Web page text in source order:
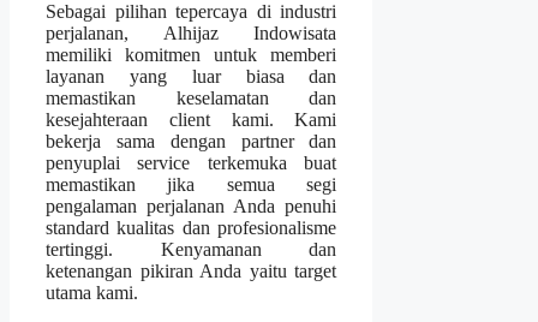
Sebagai pilihan tepercaya di industri
perjalanan, Alhijaz Indowisata
memiliki komitmen untuk memberi
layanan yang luar biasa dan
memastikan keselamatan dan
kesejahteraan client kami. Kami
bekerja sama dengan partner dan
penyuplai service terkemuka buat
memastikan jika semua segi
pengalaman perjalanan Anda penuhi
standard kualitas dan profesionalisme
tertinggi. Kenyamanan dan
ketenangan pikiran Anda yaitu target
utama kami.